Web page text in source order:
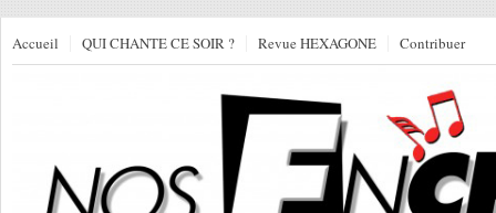
Accueil QUI CHANTE CE SOIR ? Revue HEXAGONE Contribuer